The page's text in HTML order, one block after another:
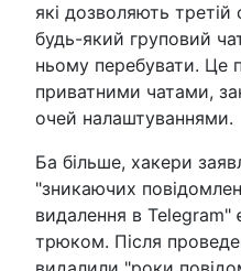
які дозволяють
будь-який груповий
ньому перебувати. Це
приватними чатами,
очей налаштуваннями.
Ба більше, хакери
"зникаючих
видалення в
трюком. Після